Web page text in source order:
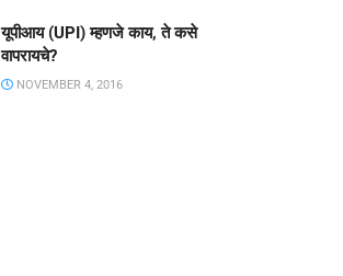
यूपीआय (UPI) म्हणजे काय, ते कसे
वापरायचे?
NOVEMBER 4, 2016